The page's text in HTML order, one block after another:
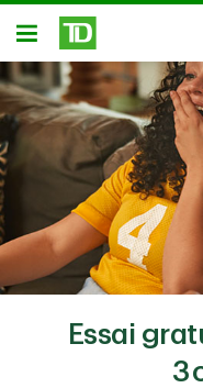
Passer au contenu principal
Ouvert
Essai
3